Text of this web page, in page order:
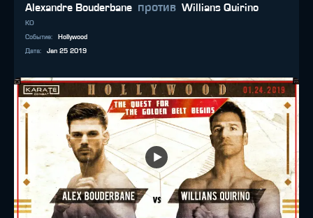
Alexandre Bouderbane против Willians Quirino
KO
Событие:
Hollywood
Дата: Jan 25 2019